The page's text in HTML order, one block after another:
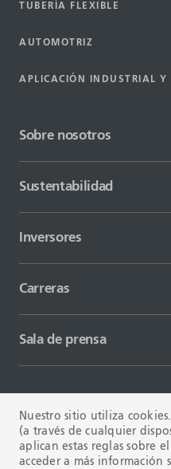
TUBERÍA FLEXIBLE
AUTOMOTRIZ
APLICACIÓN INDUSTRIAL Y
Sobre nosotros
Sustentabilidad
Inversores
Carreras
Sala de prensa
TÉRMINOS Y CONDICIONES
Nuestro sitio utiliza
(a través de cualquier
aplican estas reglas sobre
acceder a más información